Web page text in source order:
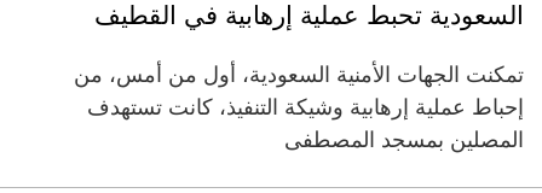
السعودية تحبط عملية إرهابية في القطيف
تمكنت الجهات الأمنية السعودية، أول من أمس، من
إحباط عملية إرهابية وشيكة التنفيذ، كانت تستهدف
المصلين بمسجد المصطفى